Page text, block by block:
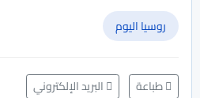
روسيا اليوم
طباعة البريد الإلكتروني